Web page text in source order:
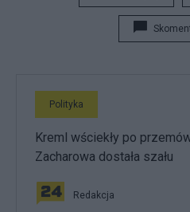
Polityka
Kreml wściekły po
Zacharowa dostała szału
Redakcja